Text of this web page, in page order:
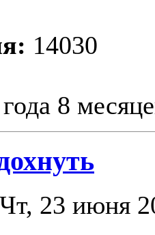
14030
8
23 июня